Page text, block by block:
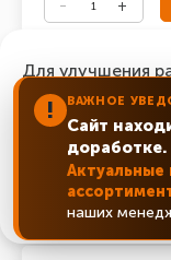
Болт DIN 933
цинк
Артикул: 933-8*16
2.64 ₽
! ВАЖНОЕ
Сайт
доработке.
Актуальные
наших
Для улучшения
согласиться с
нажмите “Ок,
ОК, понятно!